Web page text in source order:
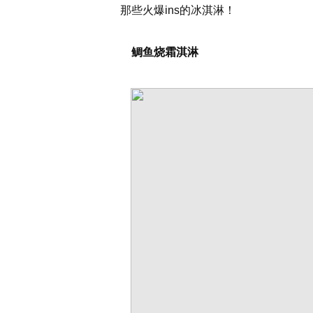
那些火爆ins的冰淇淋！
鲷鱼烧霜淇淋